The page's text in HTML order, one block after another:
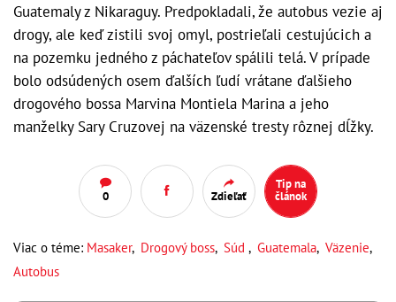
Guatemaly z Nikaraguy. Predpokladali, že autobus vezie aj
drogy, ale keď zistili svoj omyl, postrieľali cestujúcich a
na pozemku jedného z páchateľov spálili telá. V prípade
bolo odsúdených osem ďalších ľudí vrátane ďalšieho
drogového bossa Marvina Montiela Marina a jeho
manželky Sary Cruzovej na väzenské tresty rôznej dĺžky.
0 Zdieľať
Tip na
článok
Viac o téme: Masaker, Drogový boss, Súd , Guatemala, Väzenie,
Autobus